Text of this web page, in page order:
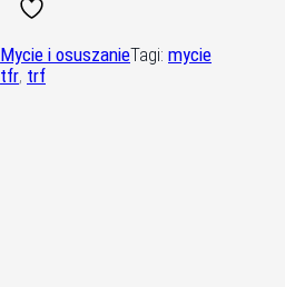
Mycie i osuszanieTagi: mycie
tfr, trf